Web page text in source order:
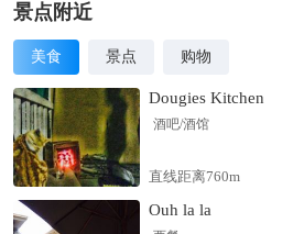
景点附近
美食 景点 购物
Dougies Kitchen
酒吧/酒馆
直线距离760m
Ouh la la